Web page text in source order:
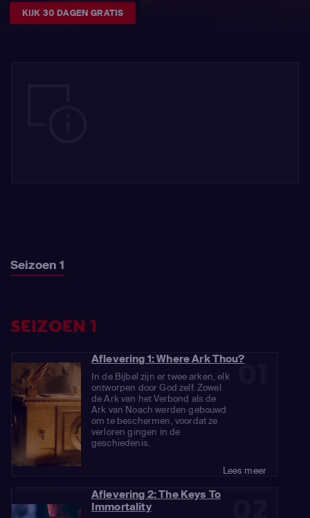
KIJK 30 DAGEN GRATIS
Seizoen 1
SEIZOEN 1
01
Aflevering 1: Where Ark Thou?
In de Bijbel zijn er twee arken, elk
ontworpen door God zelf. Zowel
de Ark van het Verbond als de
Ark van Noach werden gebouwd
om te beschermen, voordat ze
verloren gingen in de
geschiedenis.
Lees meer
Aflevering 2: The Keys To
Immortality